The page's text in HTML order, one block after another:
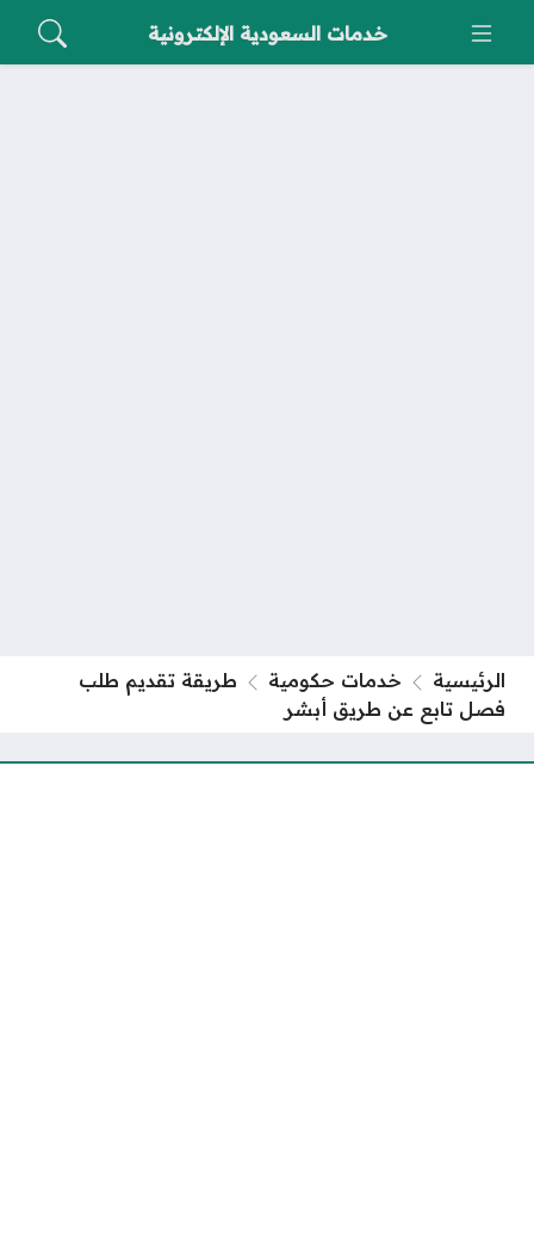
خدمات السعودية الإلكترونية
الرئيسية خدمات حكومية
طريقة تقديم طلب
فصل تابع عن طريق أبشر